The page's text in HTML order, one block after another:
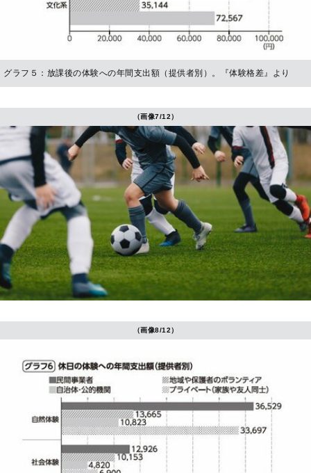
グラフ５：放課後の体験への年間支出額（提供者別）。『体験格差』より
（画像7/12）
（画像8/12）